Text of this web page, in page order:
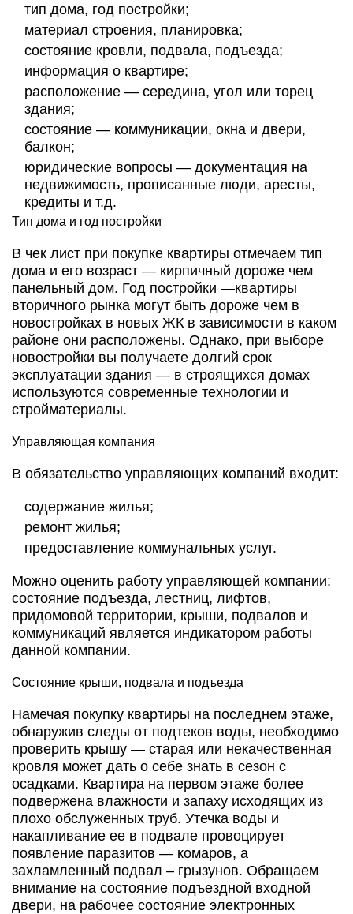
тип дома, год постройки;
материал строения, планировка;
состояние кровли, подвала, подъезда;
информация о квартире;
расположение — середина, угол или торец
здания;
состояние — коммуникации, окна и двери,
балкон;
юридические вопросы — документация на
недвижимость, прописанные люди, аресты,
кредиты и т.д.
Тип дома и год постройки
В чек лист при покупке квартиры отмечаем тип
дома и его возраст — кирпичный дороже чем
панельный дом. Год постройки —квартиры
вторичного рынка могут быть дороже чем в
новостройках в новых ЖК в зависимости в каком
районе они расположены. Однако, при выборе
новостройки вы получаете долгий срок
эксплуатации здания — в строящихся домах
используются современные технологии и
стройматериалы.
Управляющая компания
В обязательство управляющих компаний входит:
содержание жилья;
ремонт жилья;
предоставление коммунальных услуг.
Можно оценить работу управляющей компании:
состояние подъезда, лестниц, лифтов,
придомовой территории, крыши, подвалов и
коммуникаций является индикатором работы
данной компании.
Состояние крыши, подвала и подъезда
Намечая покупку квартиры на последнем этаже,
обнаружив следы от подтеков воды, необходимо
проверить крышу — старая или некачественная
кровля может дать о себе знать в сезон с
осадками. Квартира на первом этаже более
подвержена влажности и запаху исходящих из
плохо обслуженных труб. Утечка воды и
накапливание ее в подвале провоцирует
появление паразитов — комаров, а
захламленный подвал – грызунов. Обращаем
внимание на состояние подъездной входной
двери, на рабочее состояние электронных